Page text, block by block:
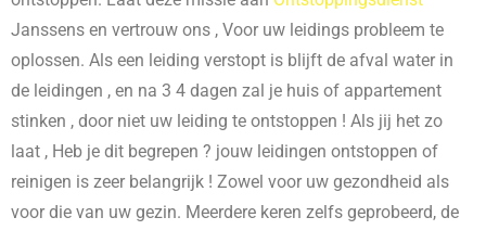
Janssens en vertrouw ons , Voor uw leidings probleem te
oplossen. Als een leiding verstopt is blijft de afval water in
de leidingen , en na 3 4 dagen zal je huis of appartement
stinken , door niet uw leiding te ontstoppen ! Als jij het zo
laat , Heb je dit begrepen ? jouw leidingen ontstoppen of
reinigen is zeer belangrijk ! Zowel voor uw gezondheid als
voor die van uw gezin. Meerdere keren zelfs geprobeerd, de